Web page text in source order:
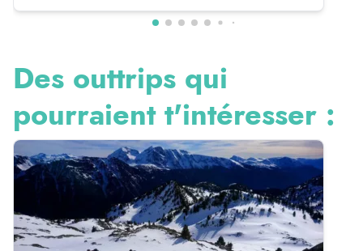
Des outtrips qui
pourraient t'intéresser :